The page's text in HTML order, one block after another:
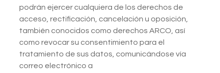
podrán ejercer cualquiera de los derechos de
acceso, rectificación, cancelación u oposición,
también conocidos como derechos ARCO, así
como revocar su consentimiento para el
tratamiento de sus datos, comunicándose vía
correo electrónico a